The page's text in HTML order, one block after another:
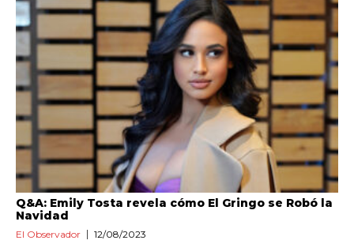
Q&A: Emily Tosta revela cómo El Gringo se Robó la
Navidad
El Observador 12/08/2023